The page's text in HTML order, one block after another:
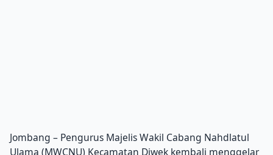
Jombang – Pengurus Majelis Wakil Cabang Nahdlatul
Ulama (MWCNU) Kecamatan Diwek kembali menggelar